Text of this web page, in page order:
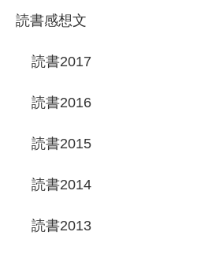
読書感想文
読書2017
読書2016
読書2015
読書2014
読書2013